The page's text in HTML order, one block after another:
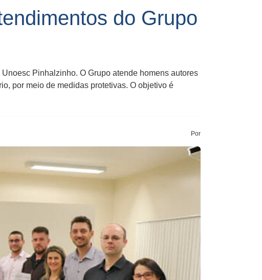
do Grupo
Pinhalzinho. O Grupo atende homens autores
por meio de medidas protetivas. O objetivo é
Por